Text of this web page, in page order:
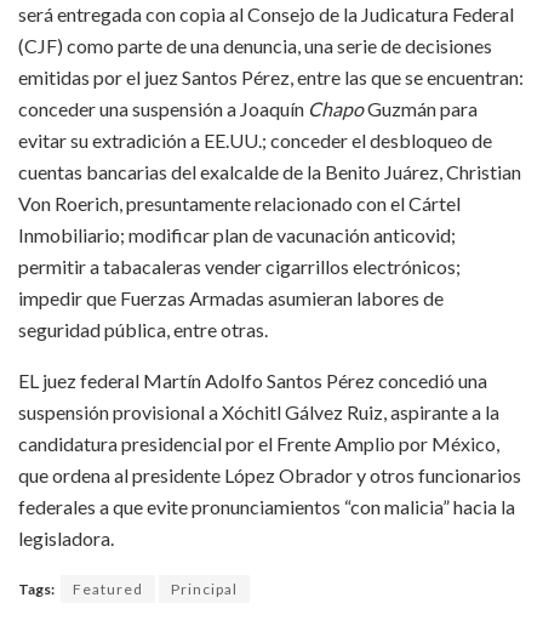
será entregada con copia al Consejo de la Judicatura Federal
(CJF) como parte de una denuncia, una serie de decisiones
emitidas por el juez Santos Pérez, entre las que se encuentran:
conceder una suspensión a Joaquín ChapoGuzmán para
evitar su extradición a EE.UU.; conceder el desbloqueo de
cuentas bancarias del exalcalde de la Benito Juárez, Christian
Von Roerich, presuntamente relacionado con el Cártel
Inmobiliario; modificar plan de vacunación anticovid;
permitir a tabacaleras vender cigarrillos electrónicos;
impedir que Fuerzas Armadas asumieran labores de
seguridad pública, entre otras.
EL juez federal Martín Adolfo Santos Pérez concedió una
suspensión provisional a Xóchitl Gálvez Ruiz, aspirante a la
candidatura presidencial por el Frente Amplio por México,
que ordena al presidente López Obrador y otros funcionarios
federales a que evite pronunciamientos “con malicia” hacia la
legisladora.
Tags: Featured Principal